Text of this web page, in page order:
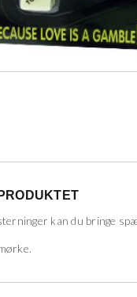
kan du bringe